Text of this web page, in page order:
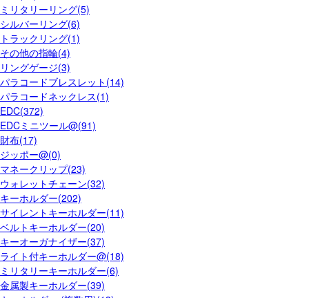
ミリタリーリング(5)
シルバーリング(6)
トラックリング(1)
その他の指輪(4)
リングゲージ(3)
パラコードブレスレット(14)
パラコードネックレス(1)
EDC(372)
EDCミニツール@(91)
財布(17)
ジッポー@(0)
マネークリップ(23)
ウォレットチェーン(32)
キーホルダー(202)
サイレントキーホルダー(11)
ベルトキーホルダー(20)
キーオーガナイザー(37)
ライト付キーホルダー@(18)
ミリタリーキーホルダー(6)
金属製キーホルダー(39)